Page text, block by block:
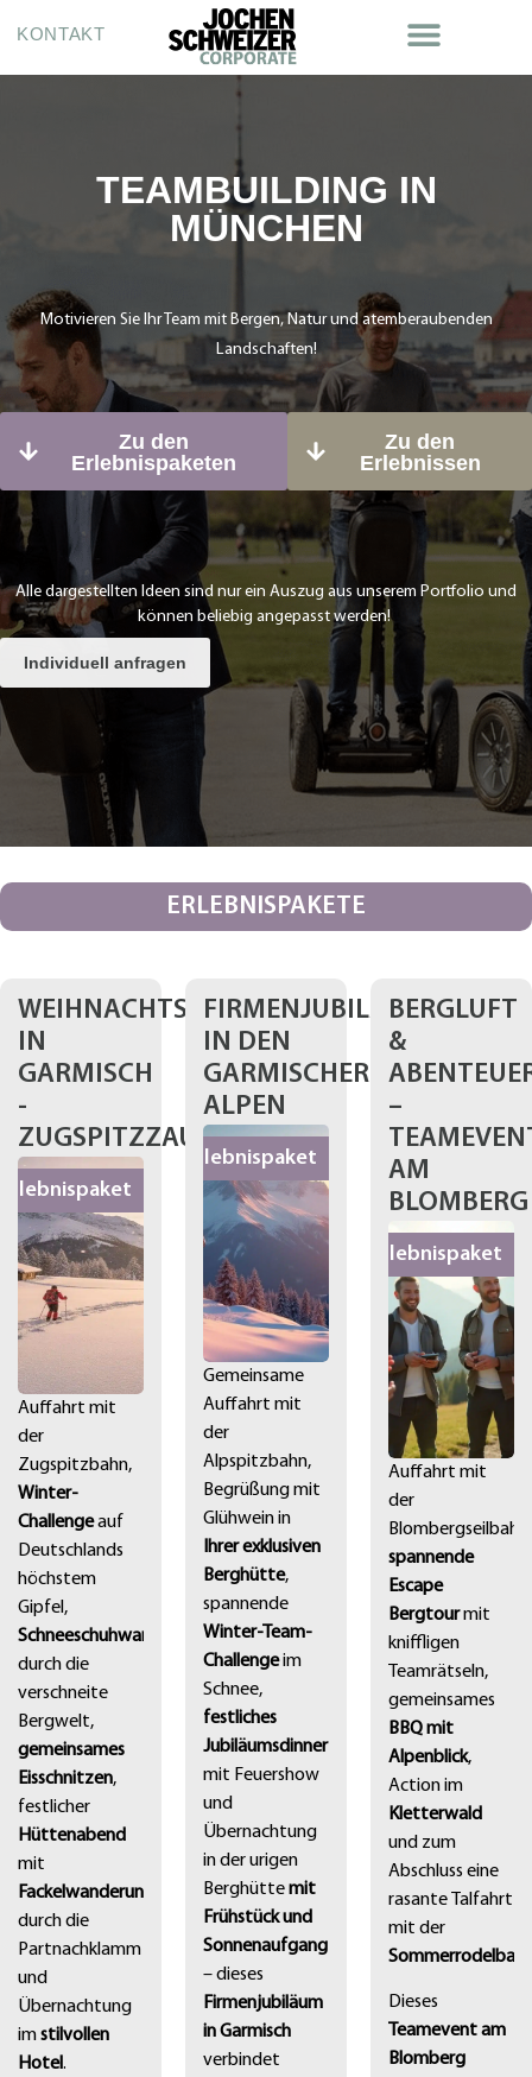
KONTAKT
TEAMBUILDING IN
MÜNCHEN
Motivieren Sie Ihr Team mit Bergen, Natur und atemberaubenden
Landschaften!
Zu den
Erlebnispaketen
Zu den
Erlebnissen
Alle dargestellten Ideen sind nur ein Auszug aus unserem Portfolio und
können beliebig angepasst werden!
Individuell anfragen
ERLEBNISPAKETE
WEIHNACHTSFEIER
IN
GARMISCH
-
ZUGSPITZZAUBER
Erlebnispaket
Auffahrt mit
der
Zugspitzbahn,
Winter-
Challengeauf
Deutschlands
höchstem
Gipfel,
Schneeschuhwanderung
durch die
verschneite
Bergwelt,
gemeinsames
Eisschnitzen,
festlicher
Hüttenabend
mit
Fackelwanderung
durch die
Partnachklamm
und
Übernachtung
imstilvollen
Hotel.
FIRMENJUBILÄUM
IN DEN
GARMISCHER
ALPEN
Erlebnispaket
Gemeinsame
Auffahrt mit
der
Alpspitzbahn,
Begrüßung mit
Glühwein in
Ihrer exklusiven
Berghütte,
spannende
Winter-Team-
Challengeim
Schnee,
festliches
Jubiläumsdinner
mit Feuershow
und
Übernachtung
in der urigen
Berghüttemit
Frühstück und
Sonnenaufgang
– dieses
Firmenjubiläum
in Garmisch
verbindet
BERGLUFT
&
–
AM
BLOMBERG
Erlebnispaket
Auffahrt mit
der
Blombergseilbahn,
spannende
Escape
Bergtourmit
kniffligen
Teamrätseln,
gemeinsames
BBQ mit
Alpenblick,
Action im
Kletterwald
und zum
Abschluss eine
rasante Talfahrt
mit der
Dieses
Teamevent am
Blomberg